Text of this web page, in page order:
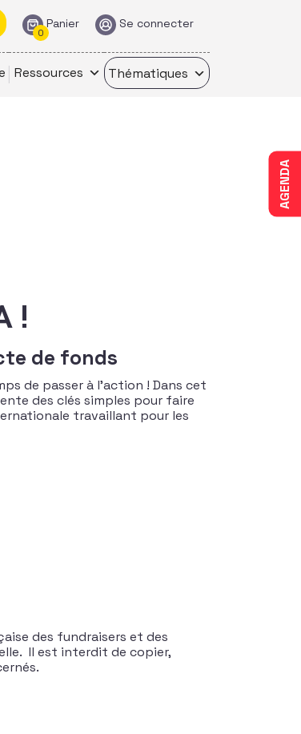
Panier
0
Se connecter
Ressources Thématiques
AGENDA
!
de fonds
de passer à l’action ! Dans cet
des clés simples pour faire
travaillant pour les
des fundraisers et des
Il est interdit de copier,